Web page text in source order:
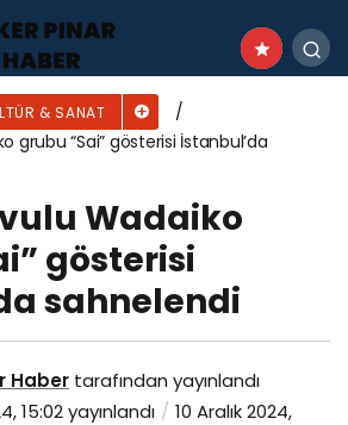
& SANAT
grubu “Sai” gösterisi İstanbul’da
Wadaiko
gösterisi
sahnelendi
Haber tarafından yayınlandı
15:02yayınlandı
10 Aralık 2024,
“OffBeat”ten “Bartók
farklı tarzlarda iki gün iki